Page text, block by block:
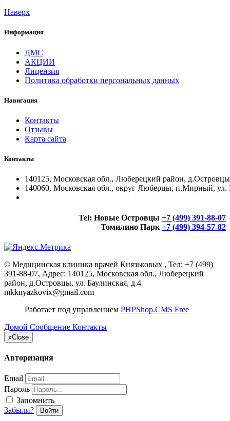
Наверх
Информация
ДМС
АКЦИИ
Лицензия
Политика обработки персональных данных
Навигация
Контакты
Отзывы
Карта сайта
Контакты
140125, Московская обл., Люберецкий район,
140060, Московская обл., округ Люберцы, п.Мирный, ул.
Tel: Новые Островцы +7 (499) 391-88-07
Томилино Парк +7 (499) 394-57-82
© Медицинская клиника врачей Князьковых , Тел: +7 (499)
391-88-07, Адрес: 140125, Московская обл., Люберецкий
район, д.Островцы, ул. Баулинская, д.4
mkknyazkovix@gmail.com
Работает под управлением PHPShop.CMS Free
Домой Сообщение Контакты
xClose
Авторизация
Email
Пароль
Запомнить
Забыли?
Войти